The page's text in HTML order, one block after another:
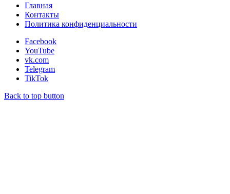
Главная
Контакты
Политика конфиденциальности
Facebook
YouTube
vk.com
Telegram
TikTok
Back to top button